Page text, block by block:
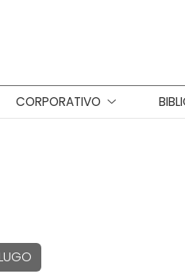
CORPORATIVO